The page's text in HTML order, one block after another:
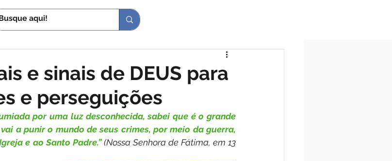
e sinais de DEUS para
e perseguições
por uma luz desconhecida, sabei que é o grande
a punir o mundo de seus crimes, por meio da guerra,
e ao Santo Padre.” (Nossa Senhora de Fátima, em 13